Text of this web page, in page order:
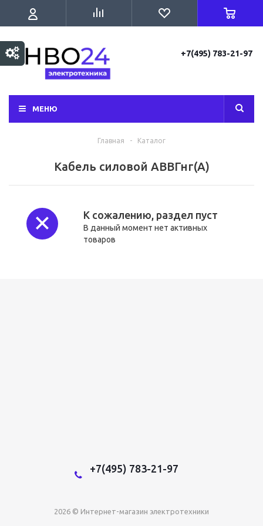
+7(495) 783-21-97
МЕНЮ
Главная - Каталог
Кабель силовой АВВГнг(А)
К сожалению, раздел пуст
В данный момент нет активных
товаров
+7(495) 783-21-97
2026 © Интернет-магазин электротехники